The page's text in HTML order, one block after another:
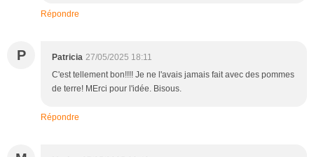
Répondre
P Patricia 27/05/2025 18:11
C'est tellement bon!!!! Je ne l'avais jamais fait avec des pommes
de terre! MErci pour l'idée. Bisous.
Répondre